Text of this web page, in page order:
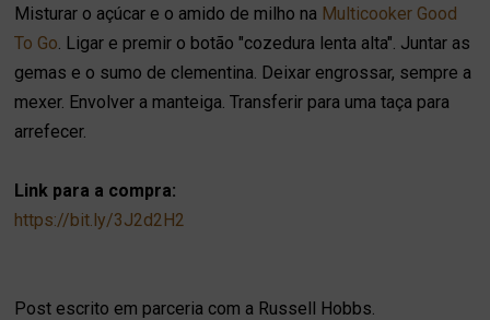
Misturar o açúcar e o amido de milho na Multicooker Good
To Go . Ligar e premir o botão "cozedura lenta alta". Juntar as
gemas e o sumo de clementina. Deixar engrossar, sempre a
mexer. Envolver a manteiga. Transferir para uma taça para
arrefecer.
Link para a compra:
https://bit.ly/3J2d2H2
Post escrito em parceria com a Russell Hobbs.